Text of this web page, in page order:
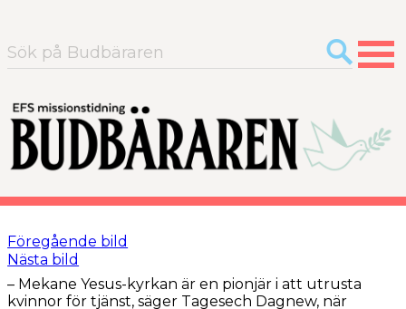
Sök
efter:
Föregående bild
Nästa bild
– Mekane Yesus-­kyrkan är en pionjär i att utrusta
kvinnor för tjänst, säger Tagesech Dagnew, när